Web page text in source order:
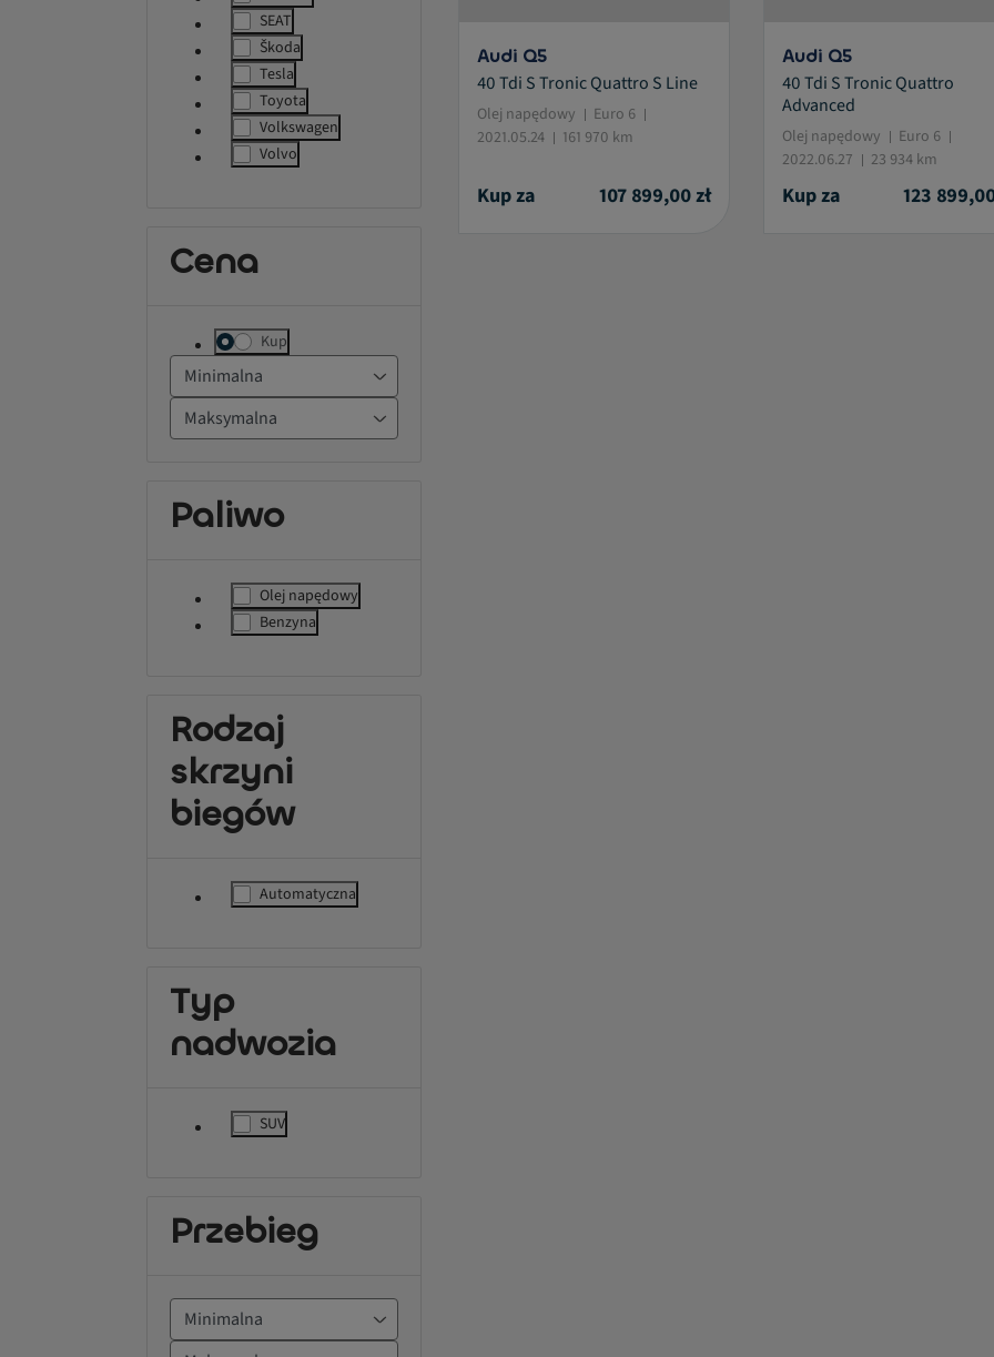
label.refinement
SEAT
label.refinement
Škoda
label.refinement
Tesla
label.refinement
Toyota
label.refinement
Volkswagen
label.refinement
Volvo
label.refinement
Cena
Kup
Paliwo
Olej napędowy
label.refinement
Benzyna
label.refinement
Rodzaj
skrzyni
biegów
Automatyczna
label.refinement
Typ
nadwozia
SUV
label.refinement
Przebieg
Audi Q5
40 Tdi S Tronic Quattro S Line
Olej napędowy
Euro 6
2021.05.24
161 970 km
Kup za 107 899,00 zł
Audi Q5
40 Tdi S Tronic Quattro
Advanced
Olej napędowy
Euro 6
2022.06.27
23 934 km
Kup za 123